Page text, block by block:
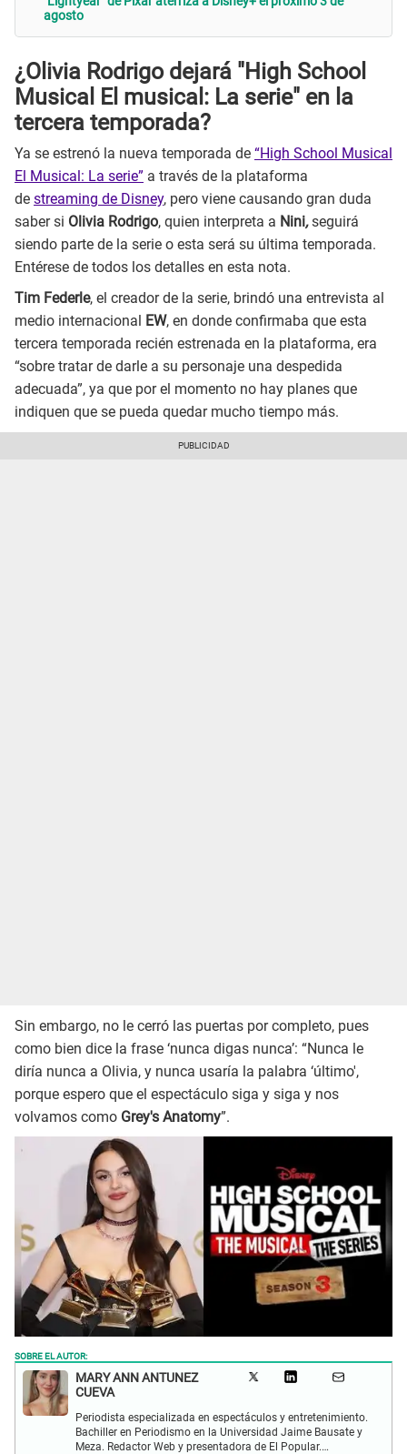
agosto
¿Olivia Rodrigo dejará "High School
Musical El musical: La serie" en la
tercera temporada?
Ya se estrenó la nueva temporada de “High School Musical
El Musical: La serie” a través de la plataforma
de streaming de Disney, pero viene causando gran duda
saber si Olivia Rodrigo, quien interpreta a Nini,seguirá
siendo parte de la serie o esta será su última temporada.
Entérese de todos los detalles en esta nota.
Tim Federle, el creador de la serie, brindó una entrevista al
medio internacional
EW, en donde confirmaba que esta
tercera temporada recién estrenada en la plataforma, era
“sobre tratar de darle a su personaje una despedida
adecuada”, ya que por el momento no hay planes que
indiquen que se pueda quedar mucho tiempo más.
Sin embargo, no le cerró las puertas por completo, pues
como bien dice la frase ‘nunca digas nunca’: “Nunca le
diría nunca a Olivia, y nunca usaría la palabra ‘último',
porque espero que el espectáculo siga y siga y nos
volvamos como Grey's Anatomy”.
SOBRE EL AUTOR:
MARY ANN ANTUNEZ
CUEVA
Periodista especializada en espectáculos y entretenimiento.
Bachiller en Periodismo en la Universidad Jaime Bausate y
Meza. Redactor Web y presentadora de El Popular.